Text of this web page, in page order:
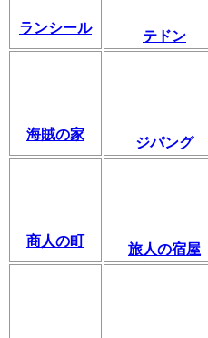
ランシール
テドン
海賊の家
ジパング
商人の町
旅人の宿屋